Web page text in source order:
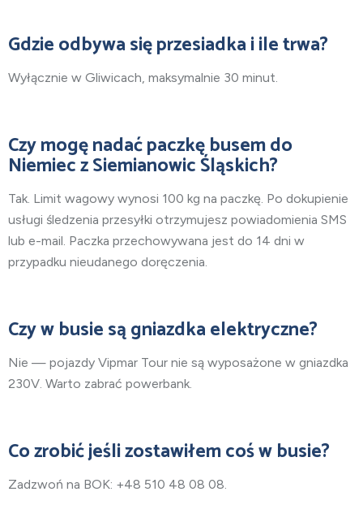
Gdzie odbywa się przesiadka i ile trwa?
Wyłącznie w Gliwicach, maksymalnie 30 minut.
Czy mogę nadać paczkę busem do
Niemiec z Siemianowic Śląskich?
Tak. Limit wagowy wynosi 100 kg na paczkę. Po dokupienie
usługi śledzenia przesyłki otrzymujesz powiadomienia SMS
lub e-mail. Paczka przechowywana jest do 14 dni w
przypadku nieudanego doręczenia.
Czy w busie są gniazdka elektryczne?
Nie — pojazdy Vipmar Tour nie są wyposażone w gniazdka
230V. Warto zabrać powerbank.
Co zrobić jeśli zostawiłem coś w busie?
Zadzwoń na BOK: +48 510 48 08 08.